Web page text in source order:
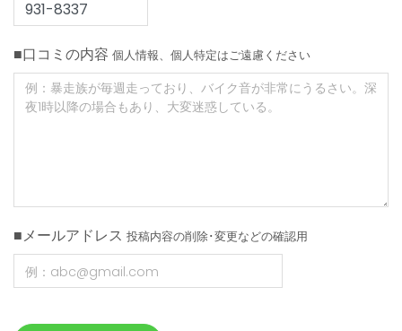
■口コミの内容 個人情報、個人特定はご遠慮ください
■メールアドレス 投稿内容の削除･変更などの確認用